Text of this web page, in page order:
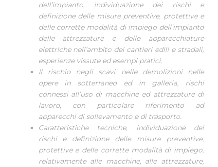
dell’impianto, individuazione dei rischi e
definizione delle misure preventive, protettive e
delle corrette modalità di impiego dell’impianto
delle attrezzature e delle apparecchiature
elettriche nell’ambito dei cantieri edili e stradali,
esperienze vissute ed esempi pratici.
Il rischio negli scavi nelle demolizioni nelle
opere in sotterraneo ed in galleria, rischi
connessi all’uso di macchine ed attrezzature di
lavoro, con particolare riferimento ad
apparecchi di sollevamento e di trasporto.
Caratteristiche tecniche, individuazione dei
rischi e definizione delle misure preventive,
protettive e delle corrette modalità di impiego,
relativamente alle macchine, alle attrezzature,